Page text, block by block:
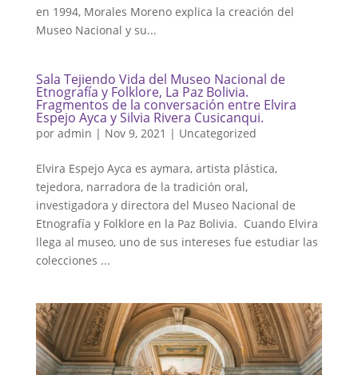
en 1994, Morales Moreno explica la creación del
Museo Nacional y su...
Sala Tejiendo Vida del Museo Nacional de
Etnografía y Folklore, La Paz Bolivia.
Fragmentos de la conversación entre Elvira
Espejo Ayca y Silvia Rivera Cusicanqui.
por admin | Nov 9, 2021 | Uncategorized
Elvira Espejo Ayca es aymara, artista plástica,
tejedora, narradora de la tradición oral,
investigadora y directora del Museo Nacional de
Etnografía y Folklore en la Paz Bolivia. Cuando Elvira
llega al museo, uno de sus intereses fue estudiar las
colecciones ...